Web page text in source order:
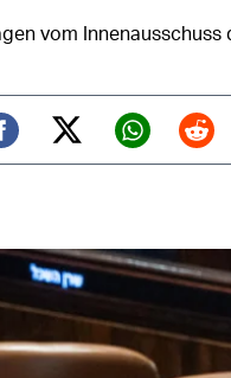
vom Innenausschuss
Twitter (X)